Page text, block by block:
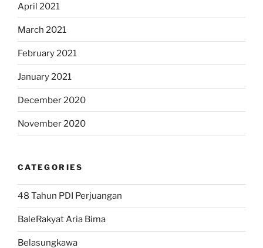
April 2021
March 2021
February 2021
January 2021
December 2020
November 2020
CATEGORIES
48 Tahun PDI Perjuangan
BaleRakyat Aria Bima
Belasungkawa